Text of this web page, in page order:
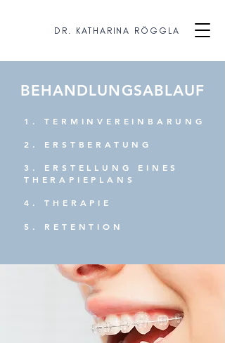
DR. KATHARINA RÖGGLA
BEHANDLUNGSABLAUF
1. TERMINVEREINBARUNG
2. ERSTBERATUNG
3. ERSTELLUNG EINES
THERAPIEPLANS
4. THERAPIE
5. RETENTION